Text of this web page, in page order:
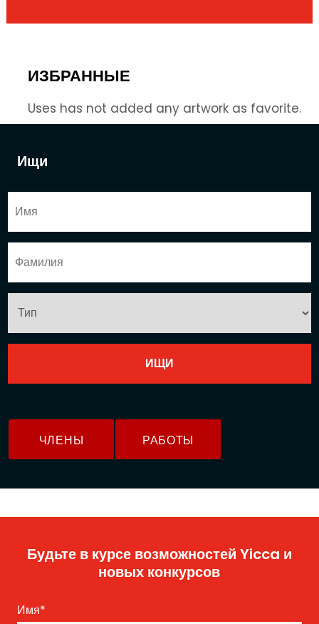
Ищи
ЧЛЕНЫ РАБОТЫ
ИЗБРАННЫЕ
Uses has not added any artwork as favorite.
Будьте в курсе возможностей Yicca и
новых конкурсов
Имя*